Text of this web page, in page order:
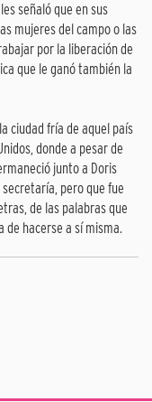
señaló que en sus
mujeres del campo o las
por la liberación de
que le ganó también la
ciudad fría de aquel país
donde a pesar de
junto a Doris
pero que fue
de las palabras que
de hacerse a sí misma.